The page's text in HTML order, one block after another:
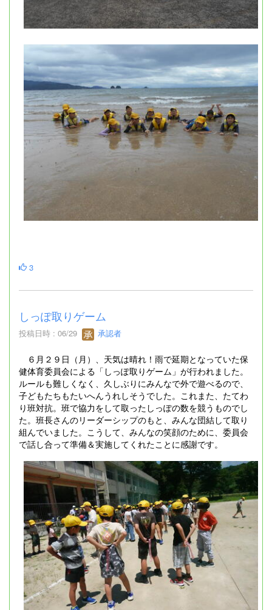
3
しっぽ取りゲーム
投稿日時 : 06/29 承認者
６月２９日（月）、天気は晴れ！雨で延期となっていた保
健体育委員会による「しっぽ取りゲーム」が行われました。
ルールも難しくなく、久しぶりにみんなで外で遊べるので、
子どもたちもたいへんうれしそうでした。これまた、たてわ
り班対抗。班で協力をして取ったしっぽの数を競うものでし
た。班長さんのリーダーシップのもと、みんな団結して取り
組んでいました。こうして、みんなの笑顔のために、委員会
で話し合って準備＆実施してくれたことに感謝です。